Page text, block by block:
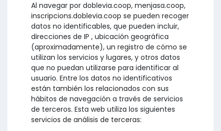
Al navegar por doblevia.coop, menjasa.coop,
inscripcions.doblevia.coop se pueden recoger
datos no identificables, que pueden incluir,
direcciones de IP , ubicación geográfica
(aproximadamente), un registro de cómo se
utilizan los servicios y lugares, y otros datos
que no puedan utilizarse para identificar al
usuario. Entre los datos no identificativos
están también los relacionados con sus
hábitos de navegación a través de servicios
de terceros. Esta web utiliza los siguientes
servicios de análisis de terceras: